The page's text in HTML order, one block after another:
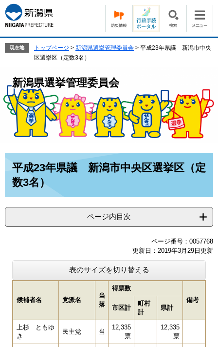
ー
ジ
の
す。
ニ
ュ
ー
本
現在地 トップページ > 新潟県選挙管理委員会 > 平成23年県議 新潟市中央
区選挙区（定数3名）
新潟県選挙管理委員会
平成23年県議 新潟市中央区選挙区（定
数3名）
ページ内目次
ページ番号：0057768
更新日：2019年3月29日更新
表のサイズを切り替える
候補者名 党派名
当
落
得票数
備考
市区計
町村
計
県計
上杉 ともゆ
き
民主党 当
12,335
票
12,335
票